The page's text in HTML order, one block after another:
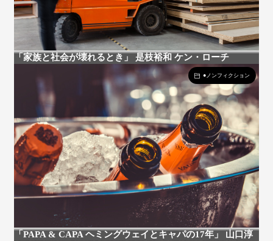
「家族と社会が壊れるとき」 是枝裕和 ケン・ローチ
●ノンフィクション
「PAPA & CAPA ヘミングウェイとキャパの17年」 山口淳